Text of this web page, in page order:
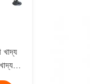
খাদ্য